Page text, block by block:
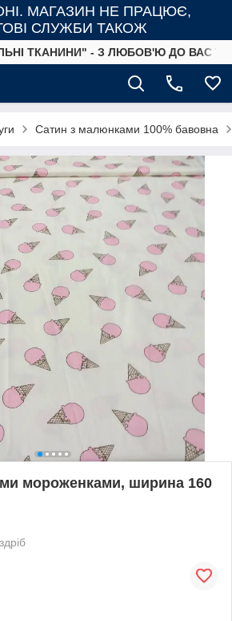
МАГАЗИН НЕ ПРАЦЮЄ,
СЛУЖБИ ТАКОЖ
ТКАНИНИ" - З ЛЮБОВ'Ю ДО ВАС
Сатин з малюнками 100% бавовна
мороженками, ширина 160